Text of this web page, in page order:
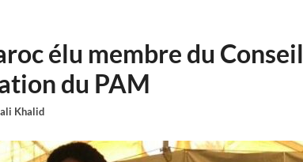
élu membre du Conseil
du PAM
Khalid